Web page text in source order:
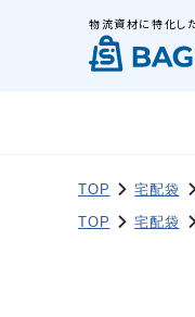
物流資材に特化し
TOP 宅配袋
TOP 宅配袋